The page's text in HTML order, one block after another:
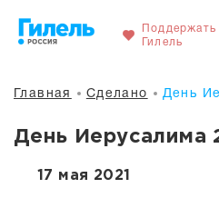
Поддержать
Гилель
Главная Сделано День
День Иерусалима
17 мая 2021